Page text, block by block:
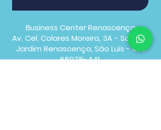
Business Center Renascença
Av. Cel. Colares Moreira, 3A - Sala 521
Jardim Renascença, São Luís - MA,
65075-441.